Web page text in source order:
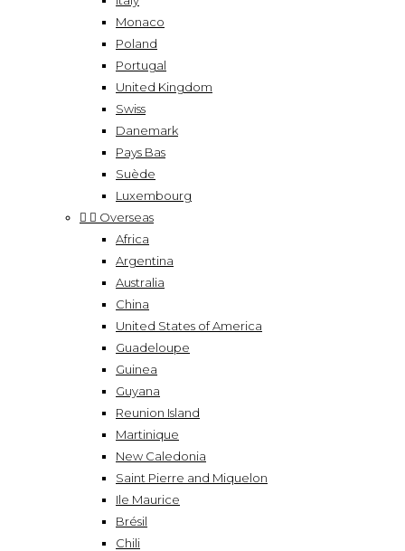
Monaco
Poland
Portugal
United Kingdom
Swiss
Danemark
Pays Bas
Suède
Luxembourg
  Overseas
Africa
Argentina
Australia
China
United States of America
Guadeloupe
Guinea
Guyana
Reunion Island
Martinique
New Caledonia
Saint Pierre and Miquelon
Ile Maurice
Brésil
Chili